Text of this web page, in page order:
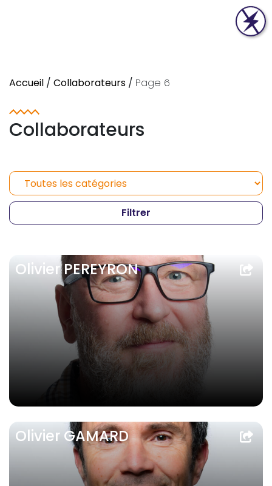
Accueil / Collaborateurs / Page 6
Collaborateurs
Olivier PEREYRON
Olivier GAMARD